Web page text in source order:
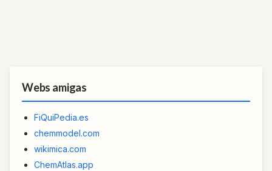
Webs amigas
FiQuiPedia.es
chemmodel.com
wikimica.com
ChemAtlas.app